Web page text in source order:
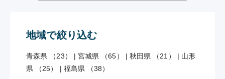
地域で絞り込む
青森県 （23） | 宮城県 （65） | 秋田県 （21） | 山形
県 （25）
| 福島県 （38）